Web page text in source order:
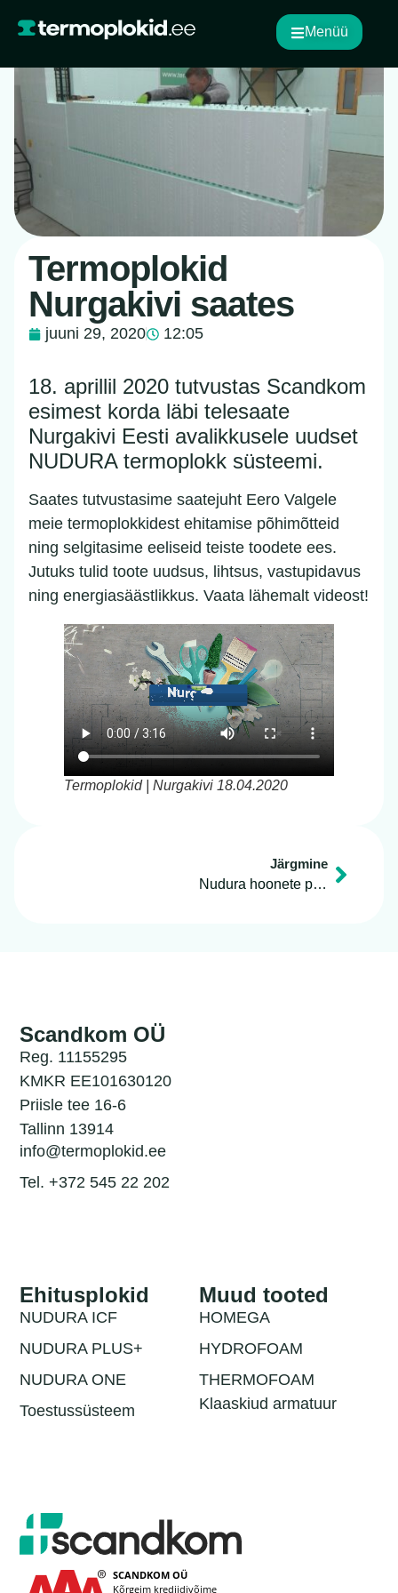
Menüü
Termoplokid
Nurgakivi saates
juuni 29, 2020 12:05
18. aprillil 2020 tutvustas Scandkom
esimest korda läbi telesaate
Nurgakivi Eesti avalikkusele uudset
NUDURA termoplokk süsteemi.
Saates tutvustasime saatejuht Eero Valgele
meie termoplokkidest ehitamise põhimõtteid
ning selgitasime eeliseid teiste toodete ees.
Jutuks tulid toote uudsus, lihtsus, vastupidavus
ning energiasäästlikkus. Vaata lähemalt videost!
Termoplokid | Nurgakivi 18.04.2020
Järgmine
Nudura hoonete püstitamine Soomes
Ehitusplokid
NUDURA ICF
NUDURA PLUS+
NUDURA ONE
Toestussüsteem
Muud tooted
HOMEGA
HYDROFOAM
THERMOFOAM
Klaaskiud armatuur
Scandkom OÜ
Reg. 11155295
KMKR EE101630120
Priisle tee 16-6
Tallinn 13914
info@termoplokid.ee
Tel. +372 545 22 202